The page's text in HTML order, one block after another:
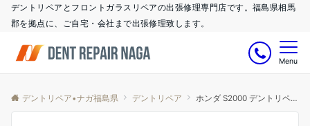
デントリペアとフロントガラスリペアの出張修理専門店です。福島県相馬
郡を拠点に、ご自宅・会社まで出張修理致します。
Menu
デントリペア•ナガ福島県 デントリペア ホンダ S2000 デントリペア【南相馬市】